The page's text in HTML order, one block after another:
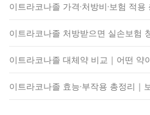
이트라코나졸 가격·처방비·보험 적용
이트라코나졸 처방받으면 실손보험
이트라코나졸 대체약 비교｜어떤 약
이트라코나졸 효능·부작용 총정리｜